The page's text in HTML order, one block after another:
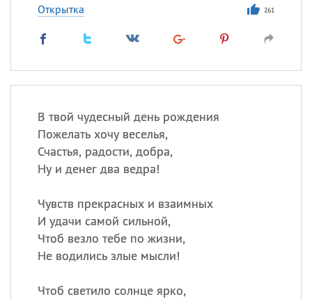
Открытка 261
В твой чудесный день рождения
Пожелать хочу веселья,
Счастья, радости, добра,
Ну и денег два ведра!
Чувств прекрасных и взаимных
И удачи самой сильной,
Чтоб везло тебе по жизни,
Не водились злые мысли!
Чтоб светило солнце ярко,